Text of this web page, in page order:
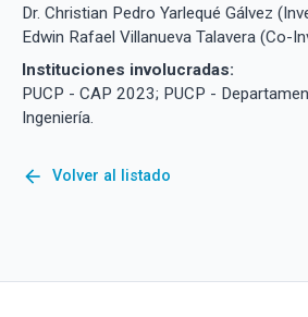
Dr. Christian Pedro Yarlequé Gálvez
Edwin Rafael Villanueva Talavera (Co-
Instituciones involucradas:
PUCP - CAP 2023; PUCP -
Ingeniería.
arrow_back Volver al listado